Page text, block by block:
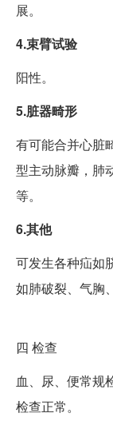
展。
4.束臂试验
阳性。
5.脏器畸形
有可能合并心脏
型主动脉瓣，肺
等。
6.其他
可发生各种疝如
如肺破裂、气胸
四 检查
血、尿、便常规
检查正常。